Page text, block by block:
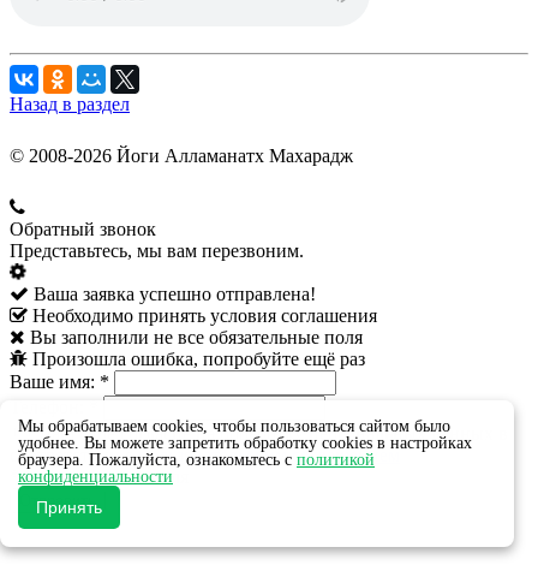
Назад в раздел
© 2008-2026 Йоги Алламанатх Махарадж
Обратный звонок
Представьтесь, мы вам перезвоним.
Ваша заявка успешно отправлена!
Необходимо принять условия соглашения
Вы заполнили не все обязательные поля
Произошла ошибка, попробуйте ещё раз
Ваше имя: *
Даю своё согласие на обработку персональных данных в
соответствии спользовательским соглашением
* - обязательные поля
Мы обрабатываем cookies, чтобы пользоваться сайтом было
удобнее. Вы можете запретить обработку cookies в настройках
браузера. Пожалуйста, ознакомьтесь с политикой
конфиденциальности
Принять